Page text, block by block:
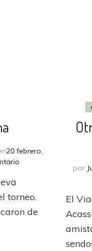
20 febrero,
racha
torneo.
de
por
El